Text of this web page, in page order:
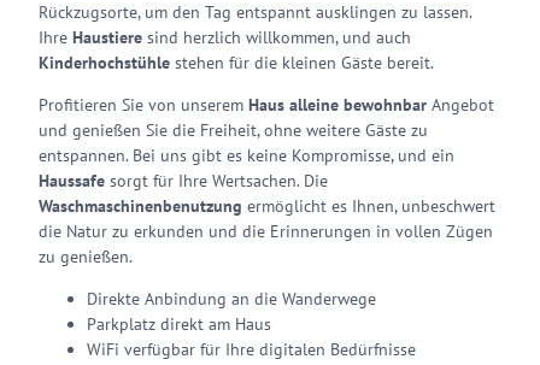
Rückzugsorte, um den Tag entspannt ausklingen zu lassen.
Ihre Haustiere sind herzlich willkommen, und auch
Kinderhochstühle stehen für die kleinen Gäste bereit.
Profitieren Sie von unserem Haus alleine bewohnbar Angebot
und genießen Sie die Freiheit, ohne weitere Gäste zu
entspannen. Bei uns gibt es keine Kompromisse, und ein
Haussafe sorgt für Ihre Wertsachen. Die
Waschmaschinenbenutzung ermöglicht es Ihnen, unbeschwert
die Natur zu erkunden und die Erinnerungen in vollen Zügen
zu genießen.
Direkte Anbindung an die Wanderwege
Parkplatz direkt am Haus
WiFi verfügbar für Ihre digitalen Bedürfnisse